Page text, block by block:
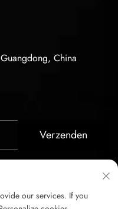
China
Verzenden
our services. If you